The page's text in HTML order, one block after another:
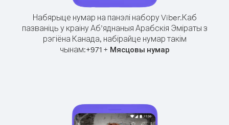
Набярыце нумар на панэлі набору Viber.Каб
пазваніць у краіну Аб’яднаныя Арабскія Эміраты з
рэгіёна Канада, набірайце нумар такім
чынам:+971+ Мясцовы нумар